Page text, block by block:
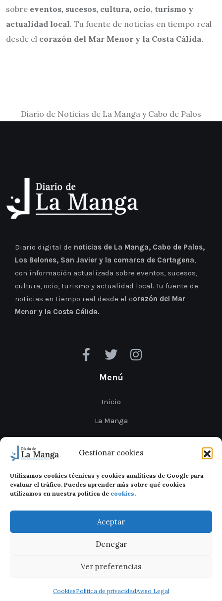
Gestionar cookies
Utilizamos cookies técnicas y cookies analíticas de Google para
evaluar el tráfico. Puedes aprender más sobre qué cookies
utilizamos en nuestra política de cookies.
Aceptar
Denegar
Ver preferencias
CookiesPolítica de privacidadAviso Legal
sobre eventos, sucesos, cultura, ocio, turismo y
actualidad local. Tu fuente de noticias en tiempo real
desde el corazón del Mar Menor y la Costa Cálida.
Diario de Noticias de La Manga y Cabo de Palos
Diario digital de noticias de La Manga, Cabo de Palos,
Los Belones, San Javier y la comarca de Cartagena,
con información actualizada sobre eventos, sucesos,
cultura, ocio, turismo y actualidad local. Tu fuente de
noticias en tiempo real desde el corazón del Mar
Menor y la Costa Cálida.
Menú
Inicio
La Manga
Cabo de Palos
Mar Menor
Cartagena
San Javier
Diario de La Manga 2026
LegalPrivacidadCookies